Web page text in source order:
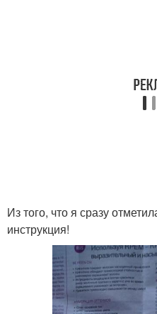
Из того, что я сразу
инструкция!